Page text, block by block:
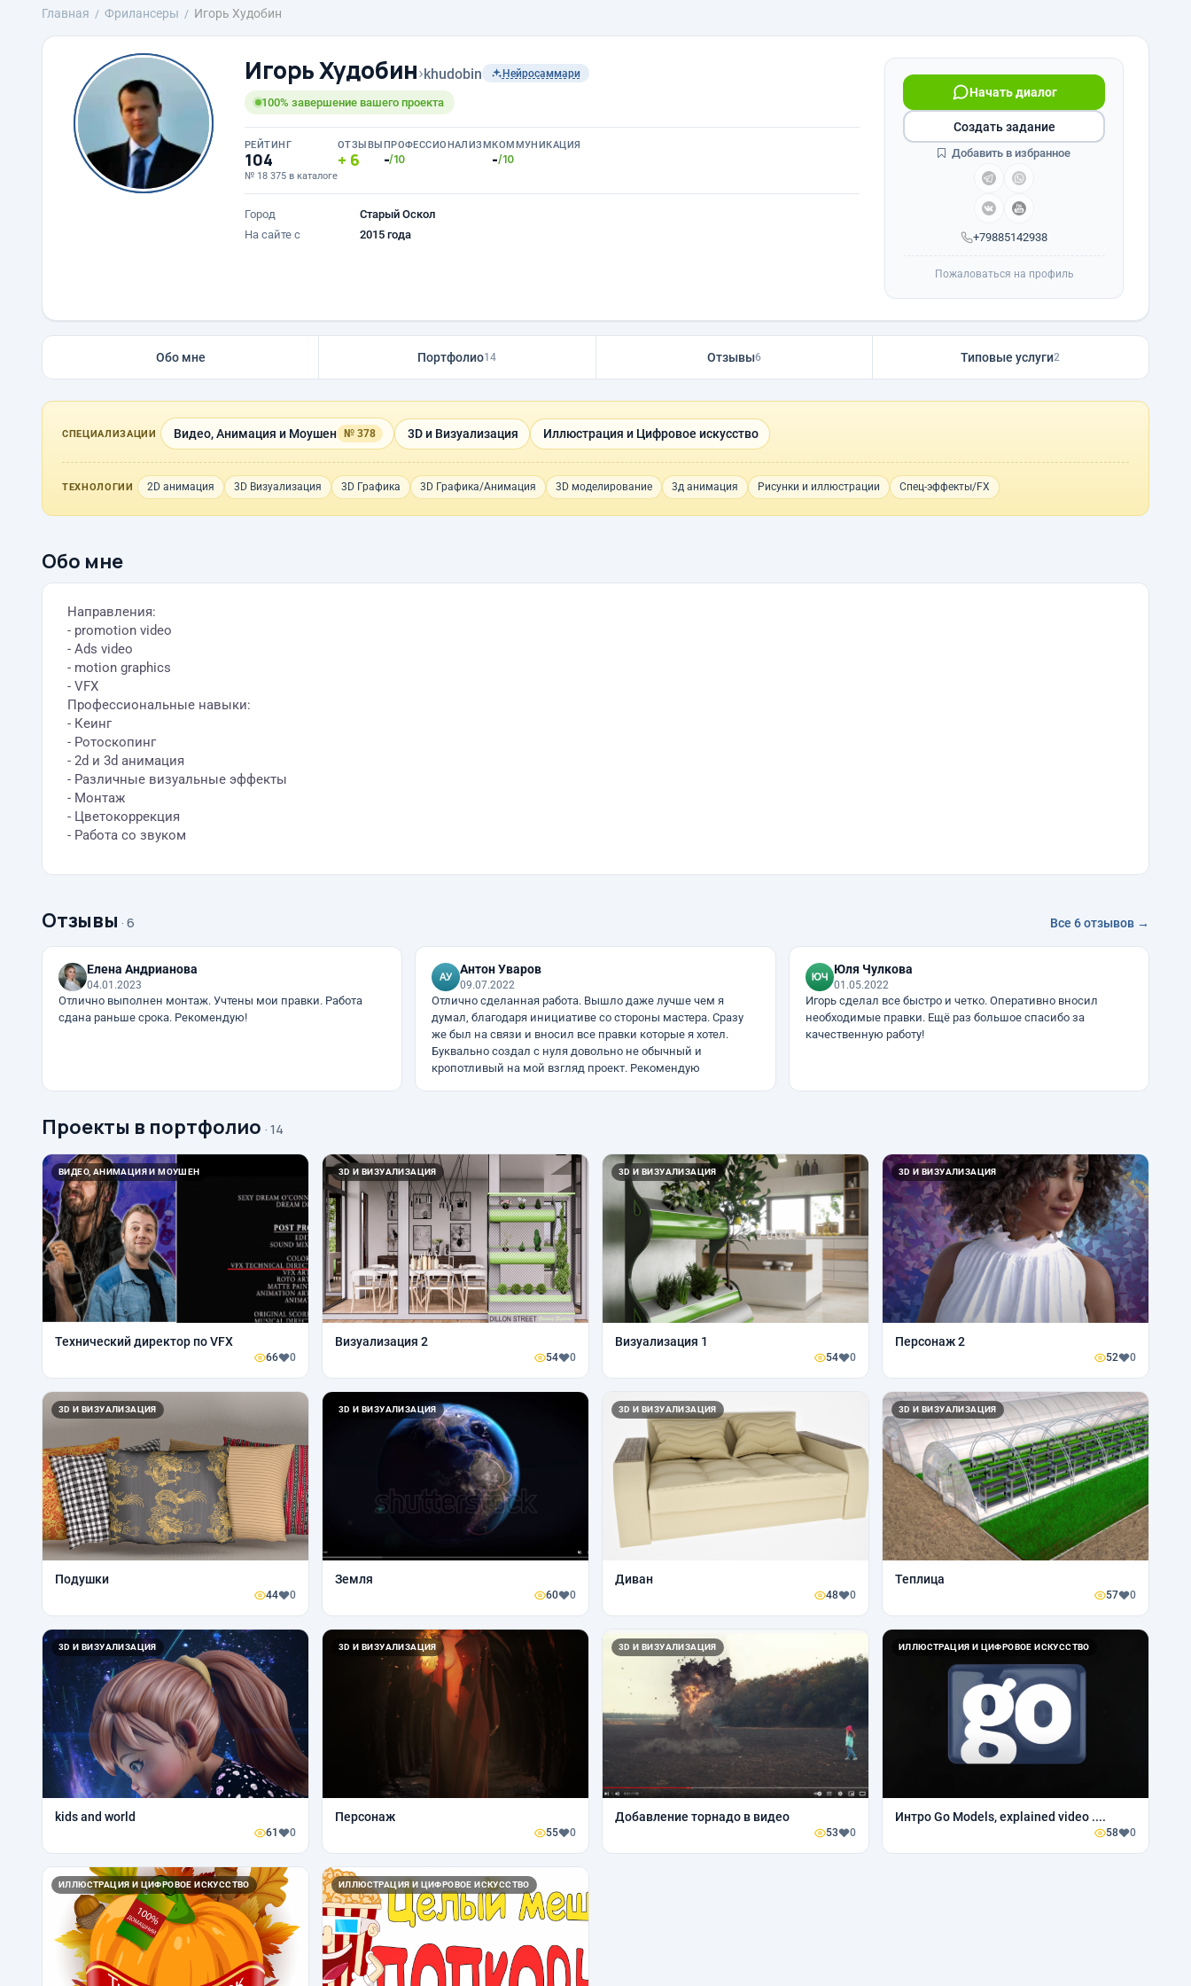
Главная Фрилансеры Игорь Худобин
Игорь Худобин›khudobin Нейросаммари
100% завершение вашего проекта
РЕЙТИНГ
104
№ 18 375 в каталоге
ОТЗЫВЫ
6
ПРОФЕССИОНАЛИЗМ
-/10
КОММУНИКАЦИЯ
-/10
Город
Старый Оскол
На сайте с
2015 года +79885142938
Начать диалог
Создать задание
Добавить в избранное
Пожаловаться на профиль
Обо мне Портфолио14 Отзывы6 Типовые услуги2
СПЕЦИАЛИЗАЦИИ Видео, Анимация и Моушен № 378 3D и Визуализация Иллюстрация и Цифровое искусство
ТЕХНОЛОГИИ 2D анимация 3D Визуализация 3D Графика 3D Графика/Анимация 3D моделирование 3д анимация Рисунки и иллюстрации Спец-эффекты/FX
Обо мне
Направления:
- promotion video
- Ads video
- motion graphics
- VFX
Профессиональные навыки:
- Кеинг
- Ротоскопинг
- 2d и 3d анимация
- Различные визуальные эффекты
- Монтаж
- Цветокоррекция
- Работа со звуком
Отзывы · 6 Все 6 отзывов →
Елена Андрианова
04.01.2023
Отлично выполнен монтаж. Учтены мои правки. Работа
сдана раньше срока. Рекомендую!
Антон Уваров
09.07.2022
Отлично сделанная работа. Вышло даже лучше чем я
думал, благодаря инициативе со стороны мастера. Сразу
же был на связи и вносил все правки которые я хотел.
Буквально создал с нуля довольно не обычный и
кропотливый на мой взгляд проект. Рекомендую
Юля Чулкова
01.05.2022
Игорь сделал все быстро и четко. Оперативно вносил
необходимые правки. Ещё раз большое спасибо за
качественную работу!
Проекты в портфолио · 14
ВИДЕО, АНИМАЦИЯ И МОУШЕН
Технический директор по VFX
66 0
3D И ВИЗУАЛИЗАЦИЯ
Визуализация 2
54 0
3D И ВИЗУАЛИЗАЦИЯ
Визуализация 1
54 0
3D И ВИЗУАЛИЗАЦИЯ
Персонаж 2
52 0
3D И ВИЗУАЛИЗАЦИЯ
Подушки
44 0
3D И ВИЗУАЛИЗАЦИЯ
Земля
60 0
3D И ВИЗУАЛИЗАЦИЯ
Диван
48 0
3D И ВИЗУАЛИЗАЦИЯ
Теплица
57 0
3D И ВИЗУАЛИЗАЦИЯ
kids and world
61 0
3D И ВИЗУАЛИЗАЦИЯ
Персонаж
55 0
3D И ВИЗУАЛИЗАЦИЯ
Добавление торнадо в видео
53 0
ИЛЛЮСТРАЦИЯ И ЦИФРОВОЕ ИСКУССТВО
Интро Go Models, explained video ....
58 0
ИЛЛЮСТРАЦИЯ И ЦИФРОВОЕ ИСКУССТВО ИЛЛЮСТРАЦИЯ И ЦИФРОВОЕ ИСКУССТВО